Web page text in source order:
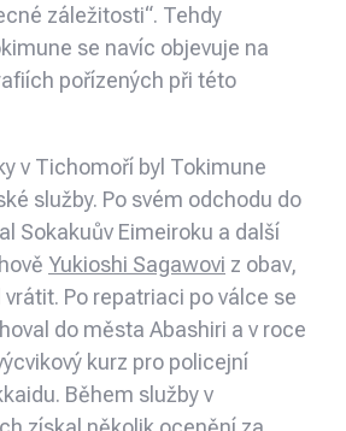
záležitosti“. Tehdy
se navíc objevuje na
pořízených při této
v Tichomoří byl Tokimune
služby. Po svém odchodu do
Sokakuův Eimeiroku a další
Yukioshi Sagawovi z obav,
Po repatriaci po válce se
do města Abashiri a v roce
kurz pro policejní
Během služby v